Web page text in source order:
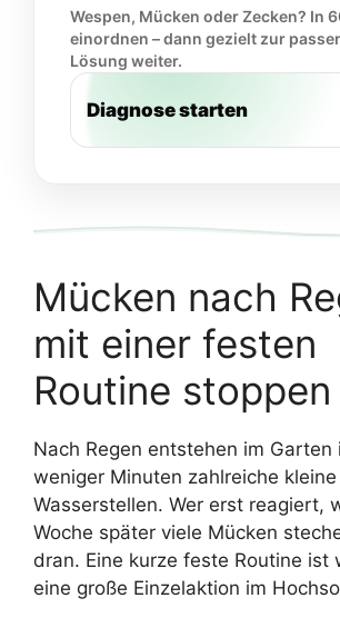
Wespen, Mücken oder Zecken? In
einordnen – dann gezielt zur
Lösung weiter.
Diagnose starten
Mücken nach
mit einer festen
Routine stoppen
Nach Regen entstehen im Garten
weniger Minuten zahlreiche kleine
Wasserstellen. Wer erst reagiert,
Woche später viele Mücken
dran. Eine kurze feste Routine ist
eine große Einzelaktion im